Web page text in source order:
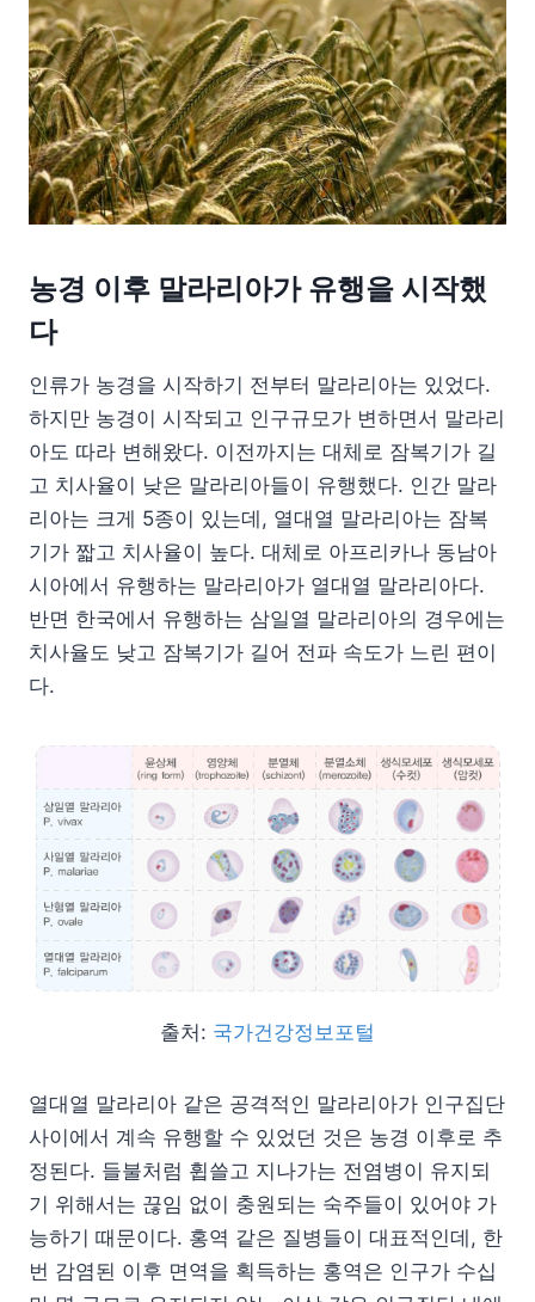
농경 이후 말라리아가 유행을 시작했
다
인류가 농경을 시작하기 전부터 말라리아는 있었다.
하지만 농경이 시작되고 인구규모가 변하면서 말라리
아도 따라 변해왔다. 이전까지는 대체로 잠복기가 길
고 치사율이 낮은 말라리아들이 유행했다. 인간 말라
리아는 크게 5종이 있는데, 열대열 말라리아는 잠복
기가 짧고 치사율이 높다. 대체로 아프리카나 동남아
시아에서 유행하는 말라리아가 열대열 말라리아다.
반면 한국에서 유행하는 삼일열 말라리아의 경우에는
치사율도 낮고 잠복기가 길어 전파 속도가 느린 편이
다.
출처: 국가건강정보포털
열대열 말라리아 같은 공격적인 말라리아가 인구집단
사이에서 계속 유행할 수 있었던 것은 농경 이후로 추
정된다. 들불처럼 휩쓸고 지나가는 전염병이 유지되
기 위해서는 끊임 없이 충원되는 숙주들이 있어야 가
능하기 때문이다. 홍역 같은 질병들이 대표적인데, 한
번 감염된 이후 면역을 획득하는 홍역은 인구가 수십